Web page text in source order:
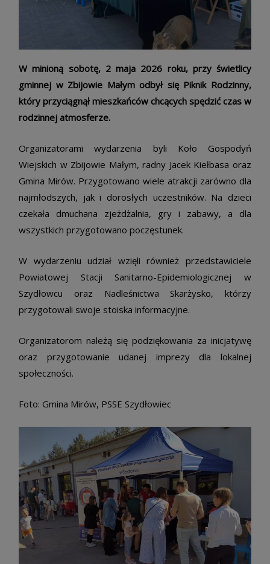
W minioną sobotę, 2 maja 2026 roku, przy świetlicy
gminnej w Zbijowie Małym odbył się Piknik Rodzinny,
który przyciągnął mieszkańców chcących spędzić czas w
rodzinnej atmosferze.
Organizatorami wydarzenia byli Koło Gospodyń
Wiejskich w Zbijowie Małym, radny Jacek Kiełbasa oraz
Gmina Mirów. Przygotowano wiele atrakcji zarówno dla
najmłodszych, jak i dorosłych uczestników. Na dzieci
czekała dmuchana zjeżdżalnia, gry i zabawy, a dla
wszystkich przygotowano poczęstunek.
W wydarzeniu udział wzięli również przedstawiciele
Powiatowej Stacji Sanitarno-Epidemiologicznej w
Szydłowcu oraz Nadleśnictwa Skarżysko, którzy
przygotowali swoje stoiska informacyjne.
Organizatorom należą się podziękowania za inicjatywę
oraz przygotowanie udanej imprezy dla lokalnej
społeczności.
Foto: Gmina Mirów, PSSE Szydłowiec